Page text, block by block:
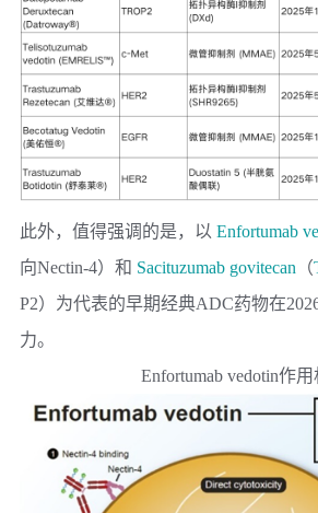
此外，值得强调的是，以 Enfortumab
向Nectin-4）和 Sacituzumab govitecan （
P2）为代表的早期经典ADC药物在
力。
Enfortumab vedotin作用